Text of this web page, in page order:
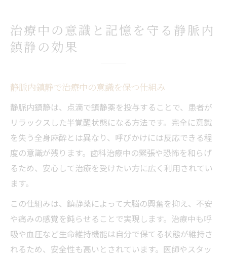
治療中の意識と記憶を守る静脈内
鎮静の効果
静脈内鎮静で治療中の意識を保つ仕組み
静脈内鎮静は、点滴で鎮静薬を投与することで、患者が
リラックスした半覚醒状態になる方法です。完全に意識
を失う全身麻酔とは異なり、呼びかけには反応できる程
度の意識が残ります。歯科治療中の緊張や恐怖を和らげ
るため、安心して治療を受けたい方に広く利用されてい
ます。
この仕組みは、鎮静薬によって大脳の興奮を抑え、不安
や痛みの感覚を鈍らせることで実現します。治療中も呼
吸や血圧など生命維持機能は自分で保てる状態が維持さ
れるため、安全性も高いとされています。医師やスタッ